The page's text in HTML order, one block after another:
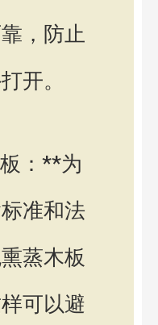
，防止
开。
：**为
准和法
蒸木板
可以避